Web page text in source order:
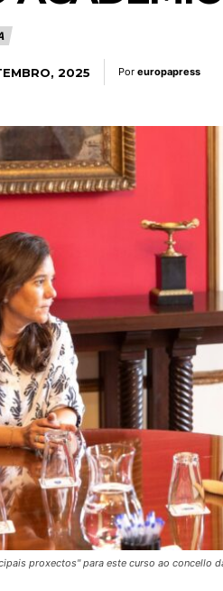
2025 Por europapress
proxectos" para este curso ao concello